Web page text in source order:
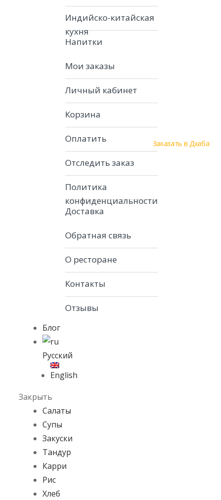
Индийско-китайская
кухня
Напитки
Мои заказы
Личный кабинет
Корзина
Оплатить
Отследить заказ
Политика
конфиденциальности
Доставка
Обратная связь
О ресторане
Контакты
Отзывы
Блог
Русский
English
Закрыть
Салаты
Супы
Закуски
Тандур
Карри
Рис
Хлеб
Заказать в Дхаба